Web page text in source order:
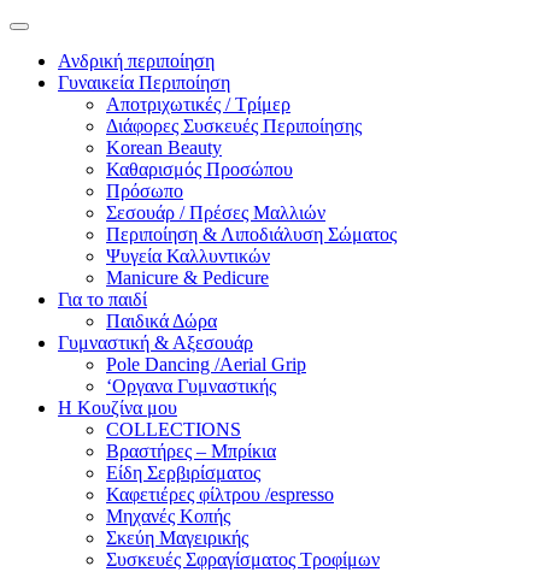
Ανδρική περιποίηση
Γυναικεία Περιποίηση
Αποτριχωτικές / Τρίμερ
Διάφορες Συσκευές Περιποίησης
Korean Beauty
Καθαρισμός Προσώπου
Πρόσωπο
Σεσουάρ / Πρέσες Μαλλιών
Περιποίηση & Λιποδιάλυση Σώματος
Ψυγεία Καλλυντικών
Manicure & Pedicure
Για το παιδί
Παιδικά Δώρα
Γυμναστική & Αξεσουάρ
Pole Dancing /Aerial Grip
‘Οργανα Γυμναστικής
Η Κουζίνα μου
COLLECTIONS
Βραστήρες – Μπρίκια
Είδη Σερβιρίσματος
Καφετιέρες φίλτρου /espresso
Μηχανές Κοπής
Σκεύη Μαγειρικής
Συσκευές Σφραγίσματος Τροφίμων